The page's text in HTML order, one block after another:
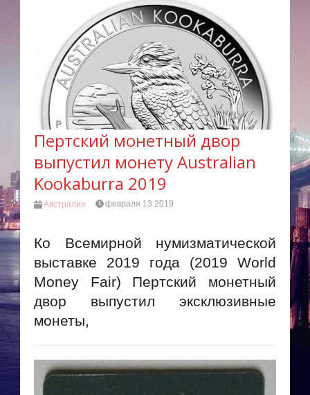
Пертский монетный двор
выпустил монету Australian
Kookaburra 2019
Австралия февраля 13 2019
Ко Всемирной нумизматической
выставке 2019 года (2019 World
Money Fair) Пертский монетный
двор выпустил эксклюзивные
монеты,